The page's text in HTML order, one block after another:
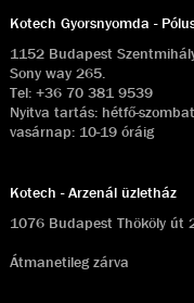
Kotech Gyorsnyomda -
1152 Budapest
Sony way 265.
Tel: +36 70 381 9539
Nyitva tartás: hétfő-
vasárnap: 10-19 óráig
Kotech - Arzenál üzletház
1076 Budapest Thököly út
Átmanetileg zárva